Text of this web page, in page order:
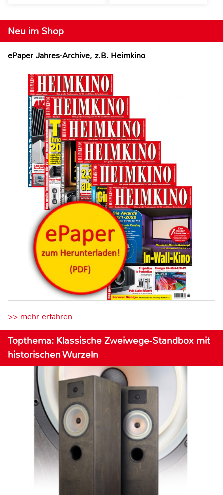
Neu im Shop
ePaper Jahres-Archive, z.B. Heimkino
>> mehr erfahren
Topthema: Klassische Zweiwege-Standbox mit
historischen Wurzeln